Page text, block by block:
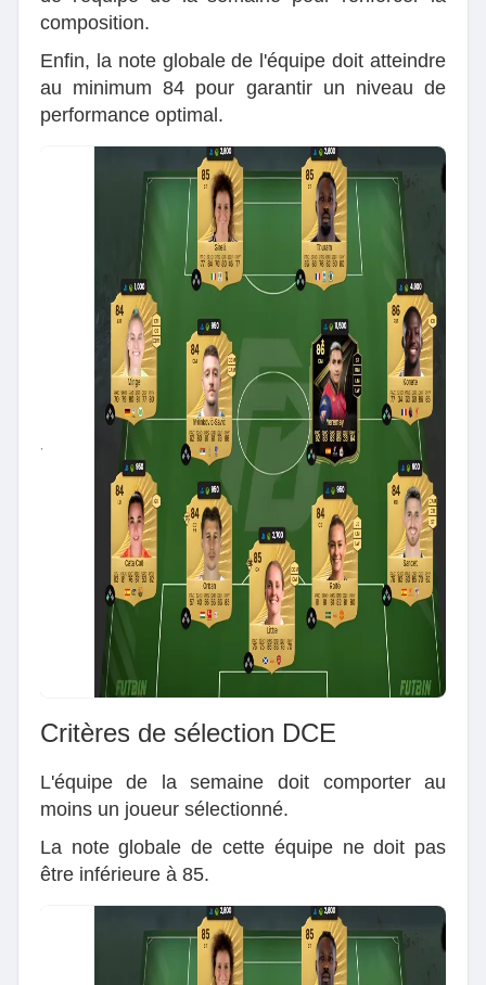
composition.
Enfin, la note globale de l'équipe doit atteindre
au minimum 84 pour garantir un niveau de
performance optimal.
Critères de sélection DCE
L'équipe de la semaine doit comporter au
moins un joueur sélectionné.
La note globale de cette équipe ne doit pas
être inférieure à 85.